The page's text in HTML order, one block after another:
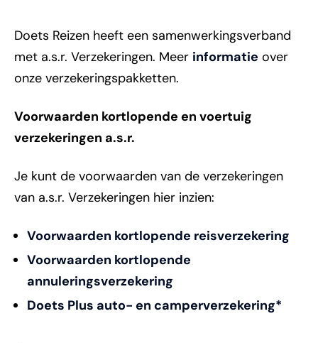
Doets Reizen heeft een samenwerkingsverband
met a.s.r. Verzekeringen. Meer informatie over
onze verzekeringspakketten.
Voorwaarden kortlopende en voertuig
verzekeringen a.s.r.
Je kunt de voorwaarden van de verzekeringen
van a.s.r. Verzekeringen hier inzien:
Voorwaarden kortlopende reisverzekering
Voorwaarden kortlopende
annuleringsverzekering
Doets Plus auto- en camperverzekering*